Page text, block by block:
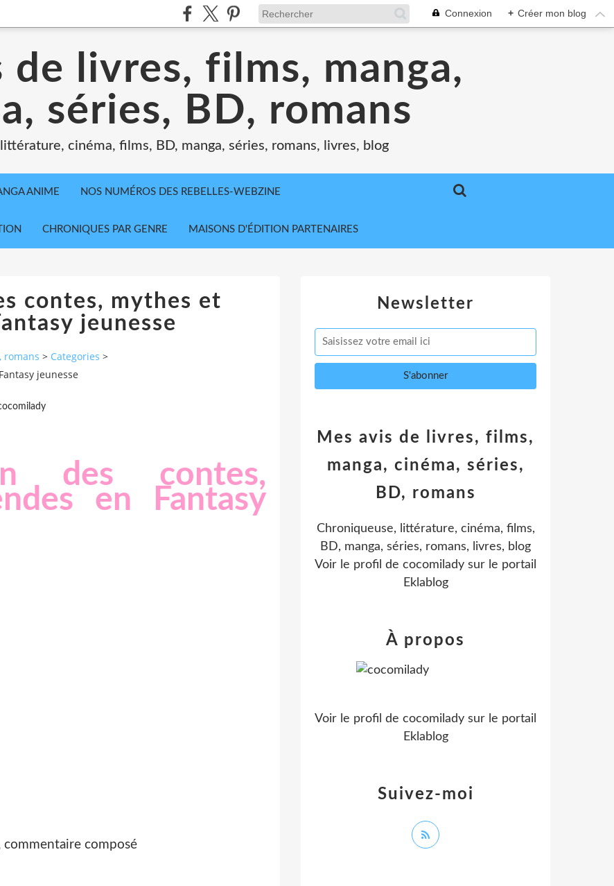
Connexion + Créer mon blog
de livres, films, manga,
séries, BD, romans
cinéma, films, BD, manga, séries, romans, livres, blog
ANIME NOS NUMÉROS DES REBELLES-WEBZINE
CHRONIQUES PAR GENRE MAISONS D'ÉDITION PARTENAIRES
contes, mythes et
jeunesse
romans > Categories >
jeunesse
des contes,
en Fantasy
commentaire composé
Newsletter
Mes avis de livres, films,
manga, cinéma, séries,
BD, romans
Chroniqueuse, littérature, cinéma, films,
BD, manga, séries, romans, livres, blog
Voir le profil de cocomilady sur le portail
Eklablog
Suivez-moi
À propos
Voir le profil de cocomilady sur le portail
Eklablog